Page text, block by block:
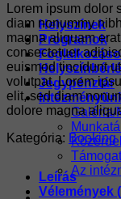
Helyszínek
Programok
Jegypénztár
Galéria/
Az
Lorem ipsum
diam nonummy
magna aliquam
consectetuer
euismod tincidunt
volutpat. Lorem
elit, sed diam
dolore magna
Kategória: Booking
Leírás
Vélemények